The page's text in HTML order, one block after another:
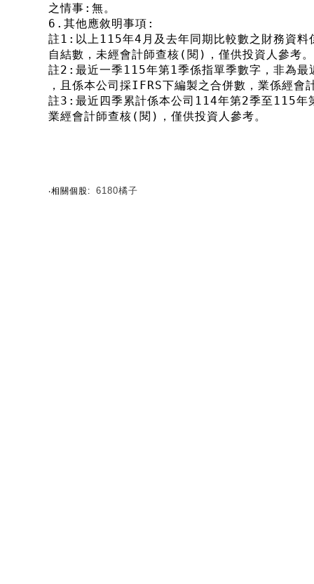
之情事:無。
6.其他應敘明事項:
註1:以上115年4月及去年同期比較數之財務資料
自結數，未經會計師查核(閱)，僅供投資人參考。
註2:最近一季115年第1季係指單季數字，非為最
，且係本公司採IFRS下編製之合併數，業係經會
註3:最近四季累計係本公司114年第2季至115年
業經會計師查核(閱)，僅供投資人參考。
‧相關個股: 6180橘子